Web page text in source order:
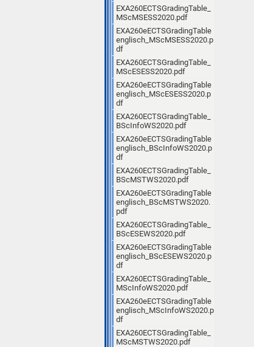
EXA260ECTSGradingTable_
MScMSESS2020.pdf
EXA260eECTSGradingTable
englisch_MScMSESS2020.p
df
EXA260ECTSGradingTable_
MScESESS2020.pdf
EXA260eECTSGradingTable
englisch_MScESESS2020.p
df
EXA260ECTSGradingTable_
BScInfoWS2020.pdf
EXA260eECTSGradingTable
englisch_BScInfoWS2020.p
df
EXA260ECTSGradingTable_
BScMSTWS2020.pdf
EXA260eECTSGradingTable
englisch_BScMSTWS2020.
pdf
EXA260ECTSGradingTable_
BScESEWS2020.pdf
EXA260eECTSGradingTable
englisch_BScESEWS2020.p
df
EXA260ECTSGradingTable_
MScInfoWS2020.pdf
EXA260eECTSGradingTable
englisch_MScInfoWS2020.p
df
EXA260ECTSGradingTable_
MScMSTWS2020.pdf